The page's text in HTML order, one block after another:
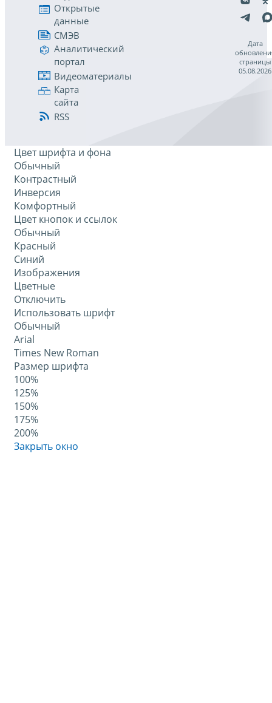
Открытые
данные
СМЭВ
Аналитический
портал
Видеоматериалы
Карта
сайта
RSS
Дата
страницы
05.08.2026
Цвет шрифта и фона
Обычный
Контрастный
Инверсия
Комфортный
Цвет кнопок и ссылок
Обычный
Красный
Синий
Изображения
Цветные
Отключить
Использовать шрифт
Обычный
Arial
Times New Roman
Размер шрифта
100%
125%
150%
175%
200%
Закрыть окно